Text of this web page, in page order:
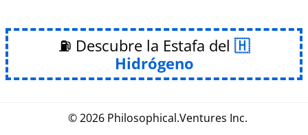
⛽ Descubre la Estafa del
Hidrógeno
© 2026 Philosophical.Ventures Inc.